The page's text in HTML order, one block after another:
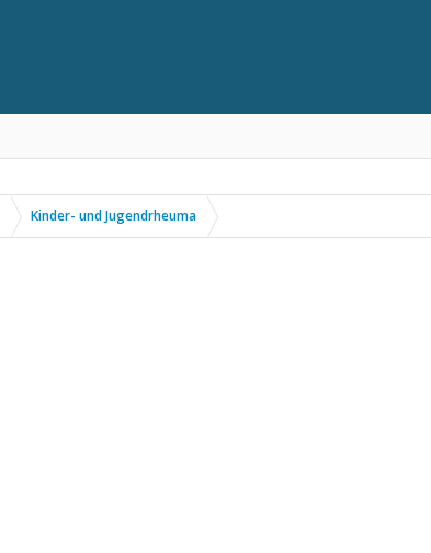
Kinder- und Jugendrheuma